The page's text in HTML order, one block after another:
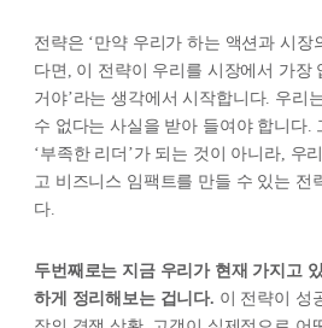
전략은 ‘만약 우리가 하는 액션과 시
다면, 이 전략이 우리를 시장에서 가장
거야’라는 생각에서 시작합니다. 우리
수 없다는 사실을 받아 들여야 합니다.
‘부족한 리더’가 되는 것이 아니라, 우
고 비즈니스 임팩트를 만들 수 있는 전
다.
두번째로는 지금 우리가 현재 가지고
하게 정리해보는 겁니다. 이 전략이 성